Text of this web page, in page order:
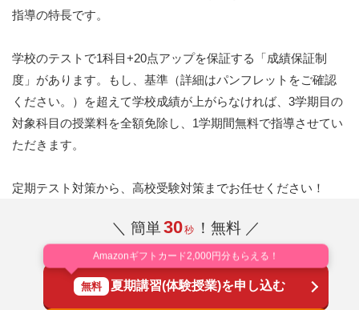
指導の特長です。
学校のテストで1科目+20点アップを保証する「成績保証制
度」があります。もし、基準（詳細はパンフレットをご確認
ください。）を超えて学校成績が上がらなければ、3学期目の
対象科目の授業料を全額免除し、1学期間無料で指導させてい
ただきます。
定期テスト対策から、高校受験対策までお任せください！
＼ 簡単30秒 ！無料 ／
Amazonギフトカード2,000円分もらえる！
無料 夏期講習(体験授業)を申し込む